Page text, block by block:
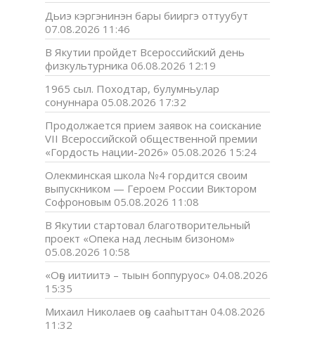
Дьиэ кэргэнинэн бары бииргэ оттуубут
07.08.2026 11:46
В Якутии пройдет Всероссийский день
физкультурника 06.08.2026 12:19
1965 сыл. Походтар, булумньулар
сонуннара 05.08.2026 17:32
Продолжается прием заявок на соискание
VII Всероссийской общественной премии
«Гордость нации-2026» 05.08.2026 15:24
Олекминская школа №4 гордится своим
выпускником — Героем России Виктором
Софроновым 05.08.2026 11:08
В Якутии стартовал благотворительный
проект «Опека над лесным бизоном»
05.08.2026 10:58
«Оҕо иитиитэ – тыын боппуруос» 04.08.2026
15:35
Михаил Николаев оҕо сааһыттан 04.08.2026
11:32